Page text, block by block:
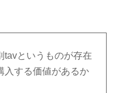
tavというものが存在
入する価値があるか